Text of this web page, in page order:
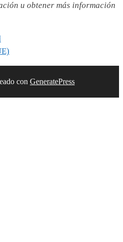
u obtener más información
con GeneratePress